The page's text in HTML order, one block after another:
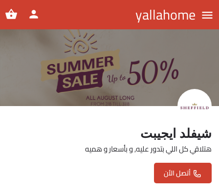
yallahome
شيفلد ايجيبت
هتلاقي كل اللي بتدور عليه, و بأسعار و هميه
أتصل الأن